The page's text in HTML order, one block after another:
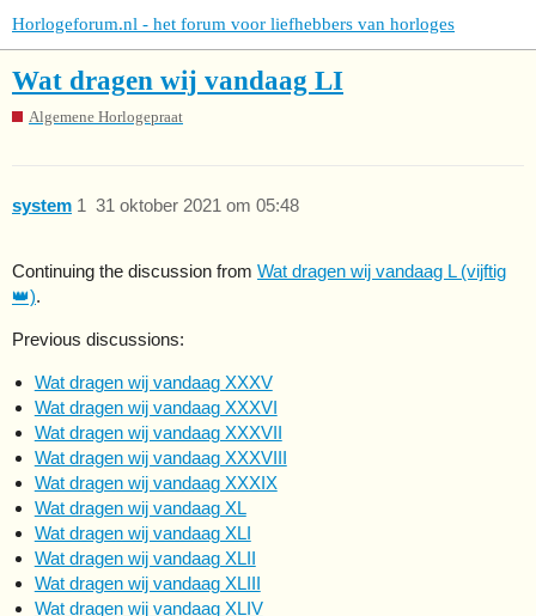
Horlogeforum.nl - het forum voor liefhebbers van horloges
Wat dragen wij vandaag LI
Algemene Horlogepraat
system 31 oktober 2021 om 05:48
1
Continuing the discussion from Wat dragen wij vandaag L (vijftig
👑).
Previous discussions:
Wat dragen wij vandaag XXXV
Wat dragen wij vandaag XXXVI
Wat dragen wij vandaag XXXVII
Wat dragen wij vandaag XXXVIII
Wat dragen wij vandaag XXXIX
Wat dragen wij vandaag XL
Wat dragen wij vandaag XLI
Wat dragen wij vandaag XLII
Wat dragen wij vandaag XLIII
Wat dragen wij vandaag XLIV